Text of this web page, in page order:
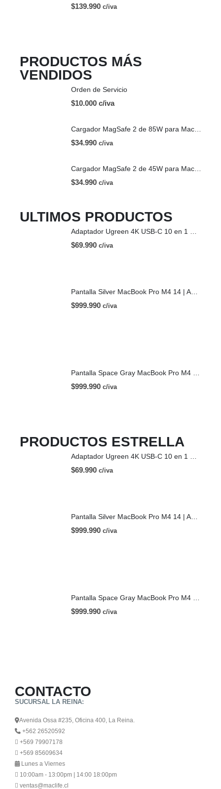
$139.990 c/iva
PRODUCTOS MÁS
VENDIDOS
Orden de Servicio
$10.000 c/iva
$34.990 c/iva
$34.990 c/iva
ULTIMOS PRODUCTOS
$69.990 c/iva
$999.990 c/iva
$999.990 c/iva
PRODUCTOS ESTRELLA
$69.990 c/iva
$999.990 c/iva
$999.990 c/iva
CONTACTO
SUCURSAL LA REINA:
Avenida Ossa #235, Oficina 400, La Reina.
+562 26520592
+569 79907178
+569 85609634
Lunes a Viernes
10:00am - 13:00pm | 14:00 18:00pm
ventas@maclife.cl